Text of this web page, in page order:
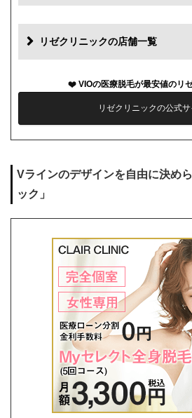
初診料 0円
再診料 0円
薬代 0円
シェービング代 0円
キャンセル料 前日まで無料
リゼクリニックの店舗一覧
VIOの医療脱毛が最安値のリ
リゼクリニックの公式
Vラインのデザインを自由に決め
ック」